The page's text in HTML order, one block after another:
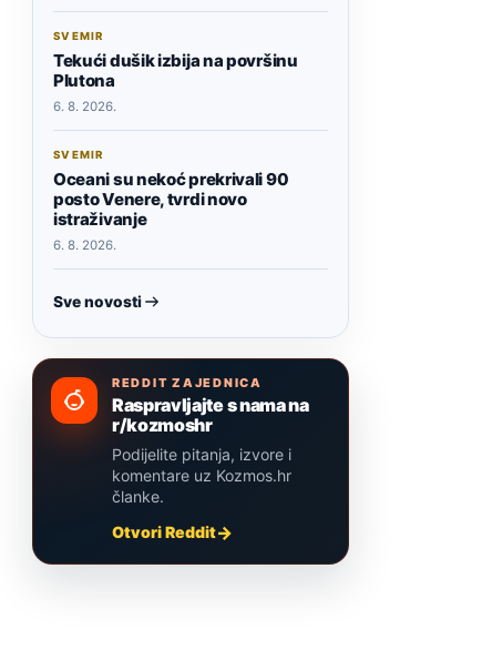
SVEMIR
Tekući dušik izbija na površinu
Plutona
6. 8. 2026.
SVEMIR
Oceani su nekoć prekrivali 90
posto Venere, tvrdi novo
istraživanje
6. 8. 2026.
Sve novosti
REDDIT ZAJEDNICA
Raspravljajte s nama na
r/kozmoshr
Podijelite pitanja, izvore i
komentare uz Kozmos.hr
članke.
Otvori Reddit